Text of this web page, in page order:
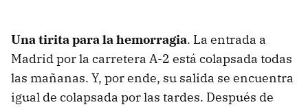
Una tirita para la hemorragia. La entrada a
Madrid por la carretera A-2 está colapsada todas
las mañanas. Y, por ende, su salida se encuentra
igual de colapsada por las tardes. Después de